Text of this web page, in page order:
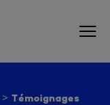
Témoignages